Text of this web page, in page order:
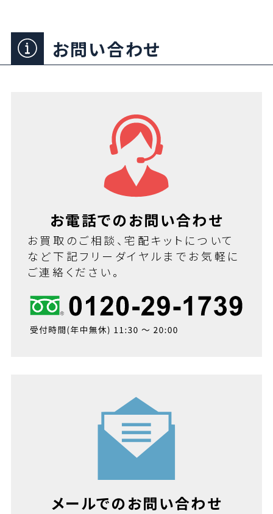
お問い合わせ
お電話でのお問い合わせ
お買取のご相談、宅配キットについて
など下記フリーダイヤルまでお気軽に
ご連絡ください。
メールでのお問い合わせ